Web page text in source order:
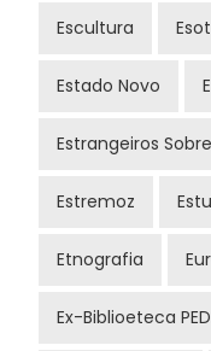
Escultura
Estado Novo
Estrangeiros
Estremoz
Etnografia
Ex-Biblioeteca